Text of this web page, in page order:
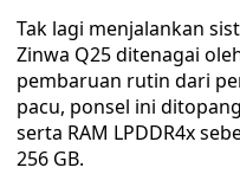
Tak lagi menjalankan
Zinwa Q25 ditenagai
pembaruan rutin dari
pacu, ponsel ini
serta RAM LPDDR4x
256 GB.